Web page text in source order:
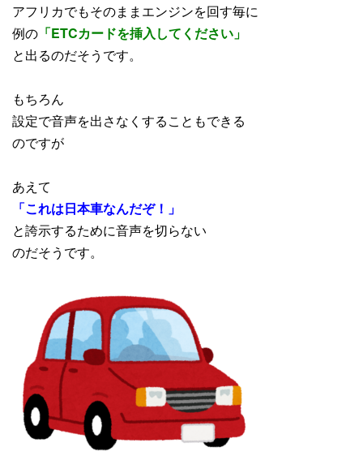
アフリカでもそのままエンジンを回す毎に
例の 「ETCカードを挿入してください」
と出るのだそうです。
もちろん
設定で音声を出さなくすることもできる
のですが
あえて
「これは日本車なんだぞ！」
と誇示するために音声を切らない
のだそうです。